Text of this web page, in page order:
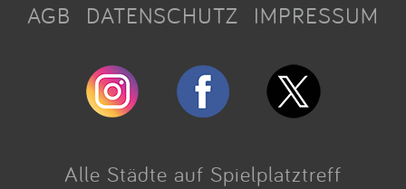
AGB DATENSCHUTZ IMPRESSUM
Alle Städte auf Spielplatztreff